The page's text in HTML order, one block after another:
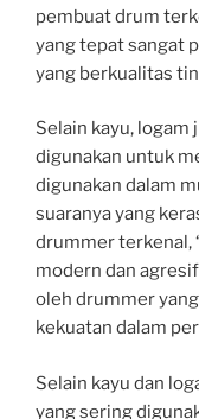
pembuat drum
yang tepat sangat
yang berkualitas
Selain kayu, logam
digunakan untuk
digunakan dalam
suaranya yang
drummer terkenal,
modern dan
oleh drummer
kekuatan dalam
Selain kayu dan
yang sering